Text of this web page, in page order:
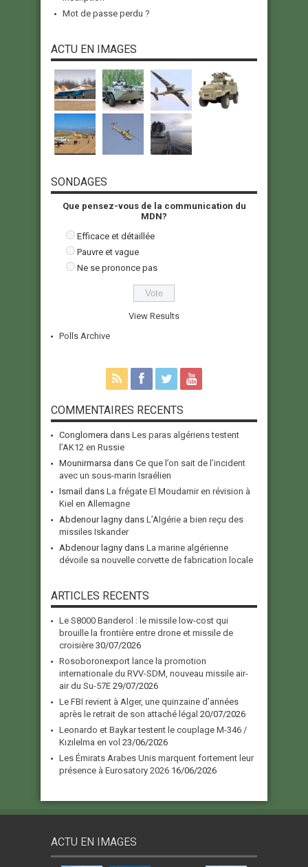
Mot de passe perdu ?
ACTU EN IMAGES
SONDAGES
Que pensez-vous de la communication du
MDN?
Efficace et détaillée
Pauvre et vague
Ne se prononce pas
View Results
Polls Archive
COMMENTAIRES RECENTS
Conglomera dans Les paras algériens testent
l’AK12 en Russie
Mounirmarsa dans Ce que l’on sait de l’incident
avec un sous-marin Israélien
Ismail dans La frégate El Moudamir en révision à
Kiel en Allemagne
Abdenour lagny dans L’Algérie a bien reçu des
missiles Iskander
Abdenour lagny dans La marine algérienne
dévoile sa nouvelle corvette de fabrication locale
ARTICLES RECENTS
Le S8000 Banderol : le missile low-cost qui
brouille la frontière entre drone et missile de
croisière 30/07/2026
Rosoboronexport lance la promotion
internationale du RVV-SDM, nouveau missile air-
air du Su-57E 29/07/2026
Le FBI revient à Alger, une quinzaine d’années
après le retrait de son attaché légal 20/07/2026
Leonardo et Baykar testent le couplage M-346 /
Kızılelma en vol 23/06/2026
Les Émirats Arabes Unis marquent fortement leur
présence à Eurosatory 2026 16/06/2026
ACTU EN IMAGES